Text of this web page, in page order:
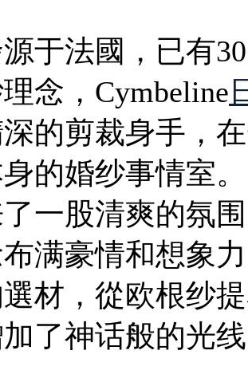
于法國，已有
念，Cymbeline
的剪裁身手，
的婚纱事情室
一股清爽的氛
满豪情和想象
材，從欧根纱
了神话般的光